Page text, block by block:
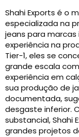
Shahi Exports é o
especializada na
jeans para marcas
experiência na
Tier-1, eles se
grande escala
experiência em
sua produção de
documentada,
desgaste inferior.
substancial, Shahi
grandes projetos